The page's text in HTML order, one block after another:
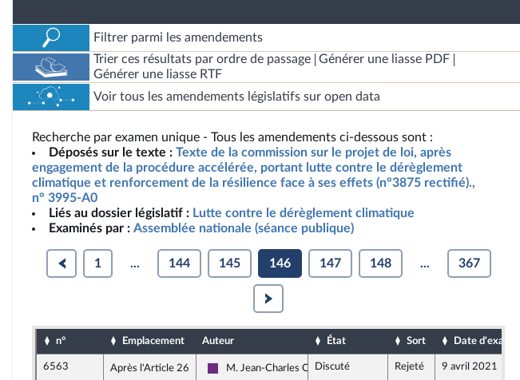
Filtrer parmi les amendements
Trier ces résultats par ordre de passage
Générer une liasse PDF
Générer une liasse RTF
Voir tous les amendements législatifs sur open data
Recherche par examen unique - Tous les amendements ci-dessous sont :
Déposés sur le texte : Texte de la commission sur le projet de loi, après
engagement de la procédure accélérée, portant lutte contre le dérèglement
climatique et renforcement de la résilience face à ses effets (n°3875 rectifié).,
n° 3995-A0
Liés au dossier législatif : Lutte contre le dérèglement climatique
Examinés par : Assemblée nationale (séance publique)
1 ... 144 145 146 147 148 ... 367
n° Emplacement Auteur État Sort Date d'examen
6563 Après l'Article 26
La République en Marche
M. Jean-Charles Colas-Roy
Discuté Rejeté 9 avril 2021